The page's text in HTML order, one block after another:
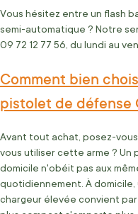
Vous hésitez entre un flash
semi-automatique ? Notre
09 72 12 77 56, du lundi au
Comment bien
pistolet de défense
Avant tout achat, posez-
vous utiliser cette arme ?
domicile n'obéit pas aux
quotidiennement. À
chargeur élevée convient